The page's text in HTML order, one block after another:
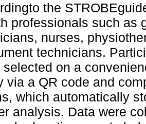
the
professionals such as
nurses,
technicians.
selected on a
via a QR code and
which automatically
analysis. Data were